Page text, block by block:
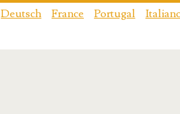
Deutsch France Portugal